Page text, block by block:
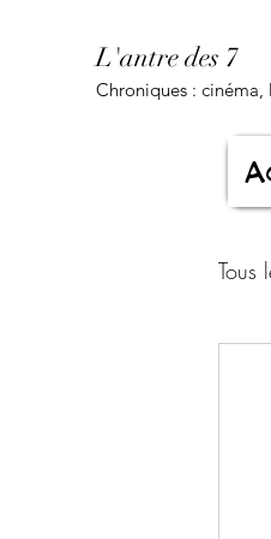
L'antre des 7
Chroniques :
Tous